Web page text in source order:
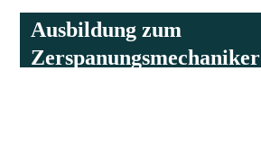
Ausbildung zum
Zerspanungsmechaniker